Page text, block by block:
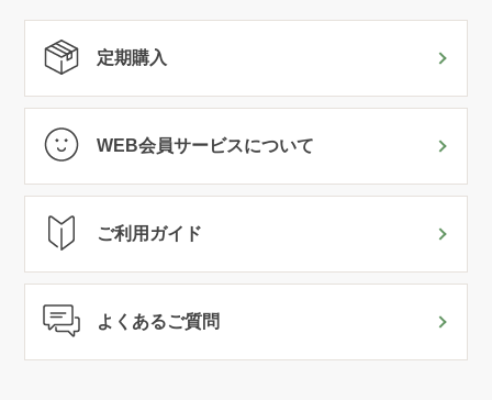
定期購入
WEB会員サービスについて
ご利用ガイド
よくあるご質問